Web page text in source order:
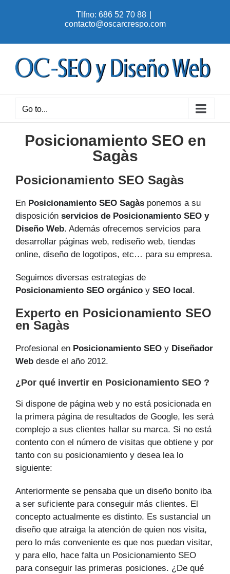
Tlfno: 686 52 70 88
contacto@oscarcrespo.com
Go to...
Posicionamiento SEO en
Sagàs
Posicionamiento SEO Sagàs
En Posicionamiento SEO Sagàs ponemos a su
disposición servicios de Posicionamiento SEO y
Diseño Web. Además ofrecemos servicios para
desarrollar páginas web, rediseño web, tiendas
online, diseño de logotipos, etc… para su empresa.
Seguimos diversas estrategias de
Posicionamiento SEO orgánico y SEO local .
Experto en Posicionamiento SEO
en Sagàs
Profesional en Posicionamiento SEO y Diseñador
Web desde el año 2012.
¿Por qué invertir en Posicionamiento SEO ?
Si dispone de página web y no está posicionada en
la primera página de resultados de Google, les será
complejo a sus clientes hallar su marca. Si no está
contento con el número de visitas que obtiene y por
tanto con su posicionamiento y desea lea lo
siguiente:
Anteriormente se pensaba que un diseño bonito iba
a ser suficiente para conseguir más clientes. El
concepto actualmente es distinto. Es sustancial un
diseño que atraiga la atención de quien nos visita,
pero lo más conveniente es que nos puedan visitar,
y para ello, hace falta un Posicionamiento SEO
para conseguir las primeras posiciones. ¿De qué